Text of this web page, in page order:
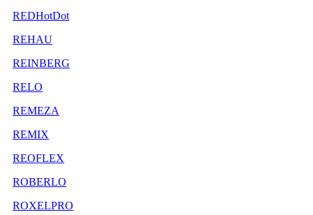
REDHotDot
REHAU
REINBERG
RELO
REMEZA
REMIX
REOFLEX
ROBERLO
ROXELPRO